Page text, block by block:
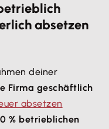
absetzen
deiner
Firma geschäftlich
absetzen
% betrieblichen